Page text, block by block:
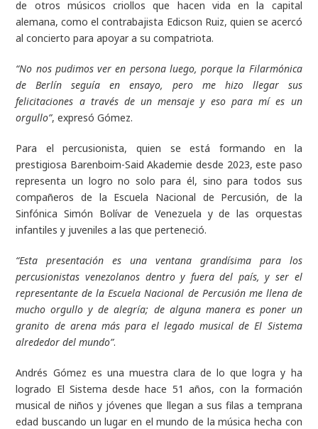
de otros músicos criollos que hacen vida en la capital
alemana, como el contrabajista Edicson Ruiz, quien se acercó
al concierto para apoyar a su compatriota.
“No nos pudimos ver en persona luego, porque la Filarmónica
de Berlín seguía en ensayo, pero me hizo llegar sus
felicitaciones a través de un mensaje y eso para mí es un
orgullo”, expresó Gómez.
Para el percusionista, quien se está formando en la
prestigiosa Barenboim-Said Akademie desde 2023, este paso
representa un logro no solo para él, sino para todos sus
compañeros de la Escuela Nacional de Percusión, de la
Sinfónica Simón Bolívar de Venezuela y de las orquestas
infantiles y juveniles a las que perteneció.
“Esta presentación es una ventana grandísima para los
percusionistas venezolanos dentro y fuera del país, y ser el
representante de la Escuela Nacional de Percusión me llena de
mucho orgullo y de alegría; de alguna manera es poner un
granito de arena más para el legado musical de El Sistema
alrededor del mundo”.
Andrés Gómez es una muestra clara de lo que logra y ha
logrado El Sistema desde hace 51 años, con la formación
musical de niños y jóvenes que llegan a sus filas a temprana
edad buscando un lugar en el mundo de la música hecha con